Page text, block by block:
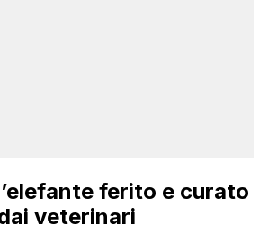
ferito e curato
veterinari